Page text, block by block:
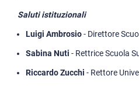
Saluti istituzionali
Luigi Ambrosio- Direttore
Sabina Nuti - Rettrice Scuola
Riccardo Zucchi - Rettore